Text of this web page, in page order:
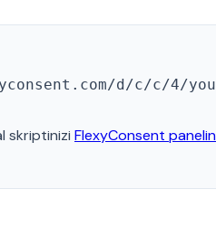
d/c/c/4/
skriptinizi FlexyConsent